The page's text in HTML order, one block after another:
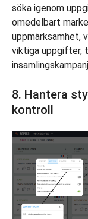
söka igenom
omedelbart
uppmärksamhet,
viktiga uppgifter,
8. Hantera
kontroll